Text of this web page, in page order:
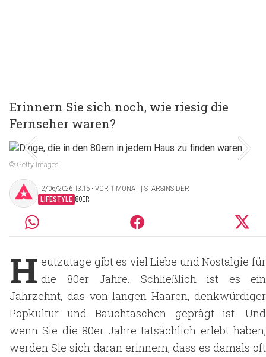
Erinnern Sie sich noch, wie riesig die
Fernseher waren?
© Getty Images
12/06/2026 13:15 ‧ VOR 1 MONAT | STARSINSIDER
LIFESTYLE 80ER
H eutzutage gibt es viel Liebe und Nostalgie für
die 80er Jahre. Schließlich ist es ein
Jahrzehnt, das von langen Haaren, denkwürdiger
Popkultur undBauchtaschen geprägt ist. Und
wenn Sie die 80er Jahre tatsächlich erlebt haben,
werden Sie sich daran erinnern, dass es damals oft